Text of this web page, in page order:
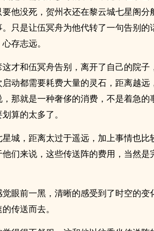
他没死，贺州衣还在黎云城七星阁分
只是让伍冥舟为他代转了一句告别的
存志远。
才和伍冥舟告别，离开了自己的院子
动都需要耗费大量的灵石，距离越远
那就是一种奢侈的消费，不是着急的
算的太多了。
城，距离太过于遥远，加上事情也比
们来说，这些传送阵的费用，当然是
眼前一黑，清晰的感受到了时空的变
传送而去。